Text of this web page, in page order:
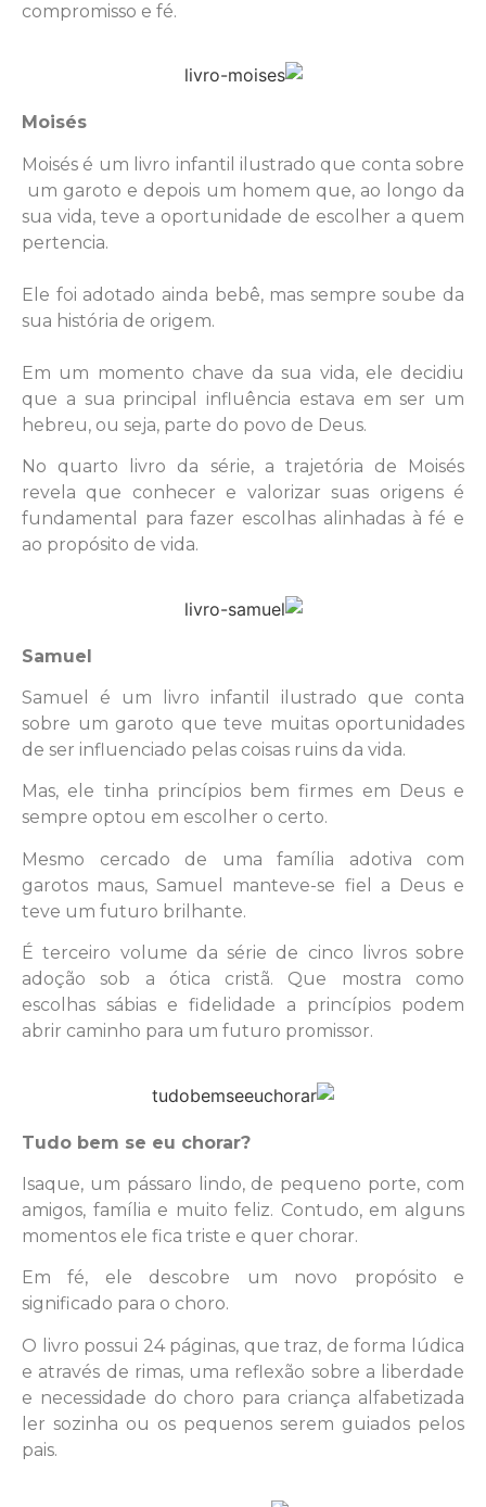
compromisso e fé.
Moisés
Moisés é um livro infantil ilustrado que conta sobre
um garoto e depois um homem que, ao longo da
sua vida, teve a oportunidade de escolher a quem
pertencia.
Ele foi adotado ainda bebê, mas sempre soube da
sua história de origem.
Em um momento chave da sua vida, ele decidiu
que a sua principal influência estava em ser um
hebreu, ou seja, parte do povo de Deus.
No quarto livro da série, a trajetória de Moisés
revela que conhecer e valorizar suas origens é
fundamental para fazer escolhas alinhadas à fé e
ao propósito de vida.
Samuel
Samuel é um livro infantil ilustrado que conta
sobre um garoto que teve muitas oportunidades
de ser influenciado pelas coisas ruins da vida.
Mas, ele tinha princípios bem firmes em Deus e
sempre optou em escolher o certo.
Mesmo cercado de uma família adotiva com
garotos maus, Samuel manteve-se fiel a Deus e
teve um futuro brilhante.
É terceiro volume da série de cinco livros sobre
adoção sob a ótica cristã. Que mostra como
escolhas sábias e fidelidade a princípios podem
abrir caminho para um futuro promissor.
Tudo bem se eu chorar?
Isaque, um pássaro lindo, de pequeno porte, com
amigos, família e muito feliz. Contudo, em alguns
momentos ele fica triste e quer chorar.
Em fé, ele descobre um novo propósito e
significado para o choro.
O livro possui 24 páginas, que traz, de forma lúdica
e através de rimas, uma reflexão sobre a liberdade
e necessidade do choro para criança alfabetizada
ler sozinha ou os pequenos serem guiados pelos
pais.